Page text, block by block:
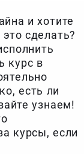
и хотите
сделать?
курс в
есть ли
узнаем!
курсы, если